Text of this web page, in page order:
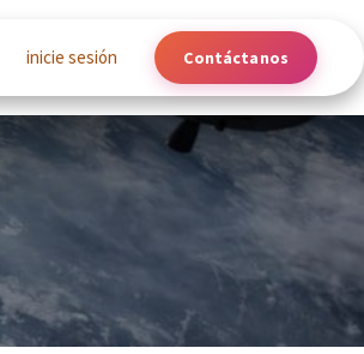
inicie sesión Contáctanos